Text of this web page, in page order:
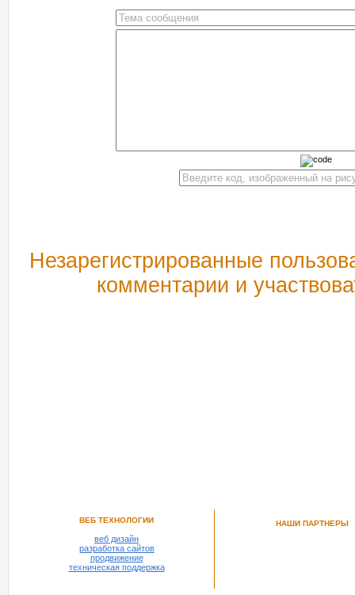
Незарегистрированные
комментарии и
ВЕБ ТЕХНОЛОГИИ
веб дизайн
разработка сайтов
продвижение
техническая поддержка
НАШИ ПАРТНЕРЫ